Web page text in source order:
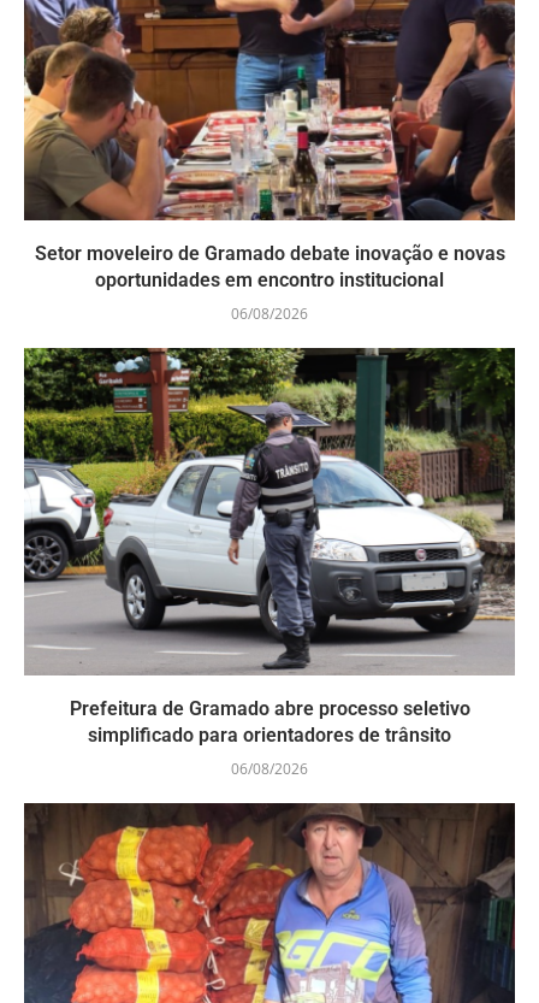
Setor moveleiro de Gramado debate inovação e novas
oportunidades em encontro institucional
06/08/2026
Prefeitura de Gramado abre processo seletivo
simplificado para orientadores de trânsito
06/08/2026